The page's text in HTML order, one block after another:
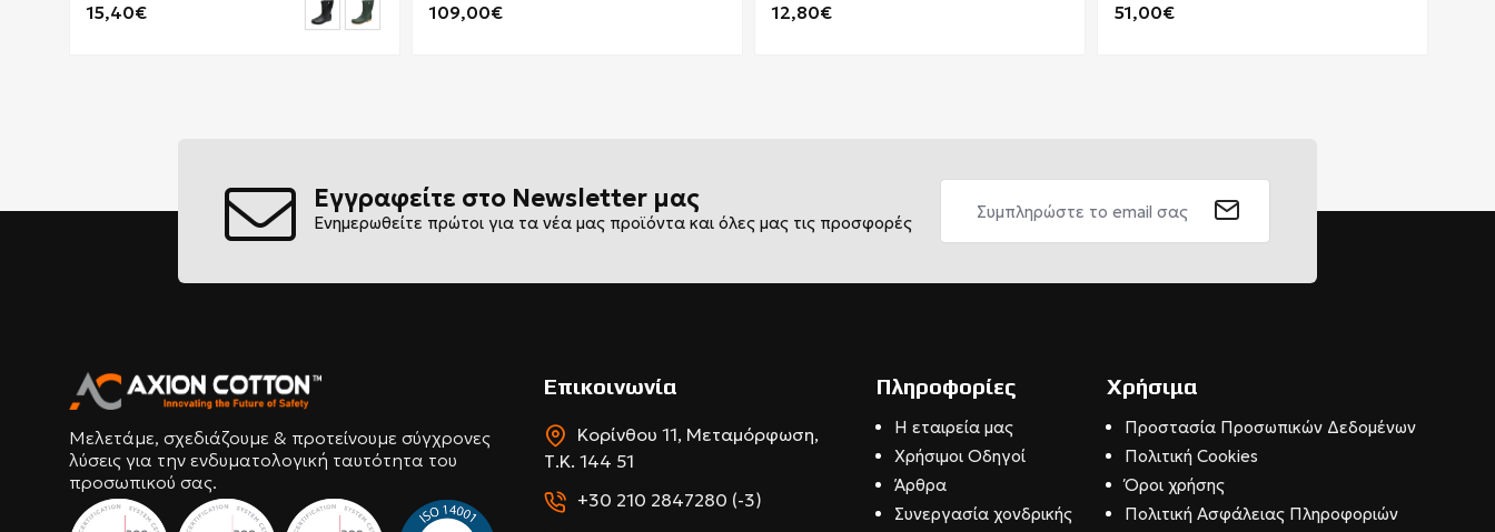
15,40€ 109,00€ 12,80€ 51,00€
Εγγραφείτε στο Newsletter μας
Ενημερωθείτε πρώτοι για τα νέα μας προϊόντα και όλες μας τις προσφορές
Μελετάμε, σχεδιάζουμε & προτείνουμε σύγχρονες
λύσεις για την ενδυματολογική ταυτότητα του
προσωπικού σας.
Επικοινωνία
Κορίνθου 11, Μεταμόρφωση,
Τ.Κ. 144 51
+30 210 2847280 (-3)
Πληροφορίες
Η εταιρεία μας
Χρήσιμοι Οδηγοί
Άρθρα
Συνεργασία χονδρικής
Χρήσιμα
Προστασία Προσωπικών Δεδομένων
Πολιτική Cookies
Όροι χρήσης
Πολιτική Ασφάλειας Πληροφοριών